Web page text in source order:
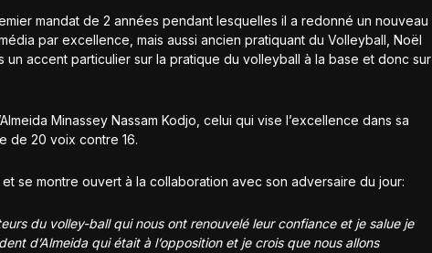
mandat de 2 années pendant lesquelles il a redonné un nouveau
par excellence, mais aussi ancien pratiquant du Volleyball, Noël
un accent particulier sur la pratique du volleyball à la base et donc sur
Minassey Nassam Kodjo, celui qui vise l’excellence dans sa
de 20 voix contre 16.
se montre ouvert à la collaboration avec son adversaire du jour:
du volley-ball qui nous ont renouvelé leur confiance et je salue je
d’Almeida qui était à l’opposition et je crois que nous allons